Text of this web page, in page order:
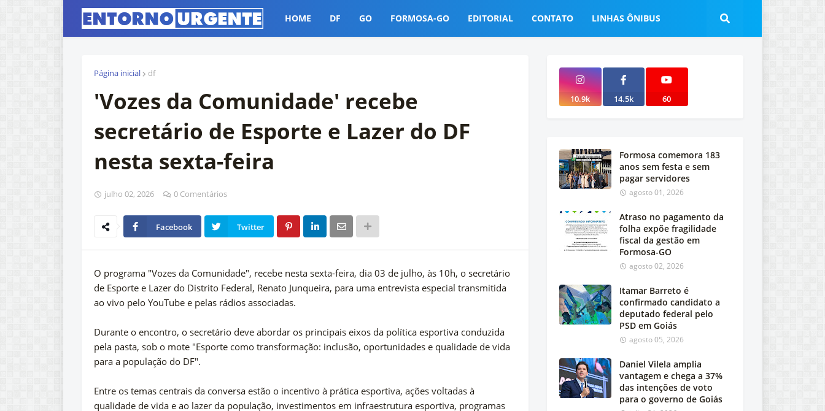
HOME DF GO FORMOSA-GO EDITORIAL CONTATO LINHAS ÔNIBUS
Página inicial df
'Vozes da Comunidade' recebe
secretário de Esporte e Lazer do DF
nesta sexta-feira
julho 02, 2026 0 Comentários
Facebook Twitter
O programa "Vozes da Comunidade", recebe nesta sexta-feira, dia 03 de julho, às 10h, o secretário
de Esporte e Lazer do Distrito Federal, Renato Junqueira, para uma entrevista especial transmitida
ao vivo pelo YouTube e pelas rádios associadas.
Durante o encontro, o secretário deve abordar os principais eixos da política esportiva conduzida
pela pasta, sob o mote "Esporte como transformação: inclusão, oportunidades e qualidade de vida
para a população do DF".
Entre os temas centrais da conversa estão o incentivo à prática esportiva, ações voltadas à
qualidade de vida e ao lazer da população, investimentos em infraestrutura esportiva, programas
10.9k 14.5k 60
Formosa comemora 183
anos sem festa e sem
pagar servidores
agosto 01, 2026
Atraso no pagamento da
folha expõe fragilidade
fiscal da gestão em
Formosa-GO
agosto 02, 2026
Itamar Barreto é
confirmado candidato a
deputado federal pelo
PSD em Goiás
agosto 05, 2026
Daniel Vilela amplia
vantagem e chega a 37%
das intenções de voto
para o governo de Goiás